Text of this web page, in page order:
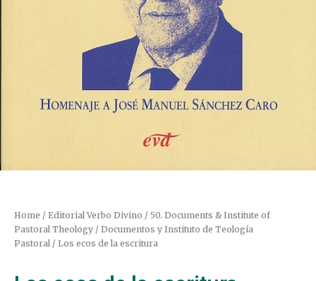
Home / Editorial Verbo Divino / 50. Documents & Institute of
Pastoral Theology / Documentos y Instituto de Teología
Pastoral / Los ecos de la escritura